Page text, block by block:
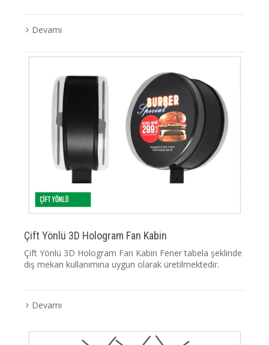
Devamı
Çift Yönlü 3D Hologram Fan Kabin
Çift Yönlü 3D Hologram Fan Kabin Fener tabela şeklinde
dış mekan kullanımına uygun olarak üretilmektedir.
Devamı